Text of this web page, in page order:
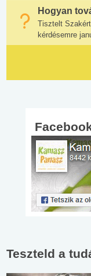
Hogyan
Tisztelt
kérdésemre
Teszteld a